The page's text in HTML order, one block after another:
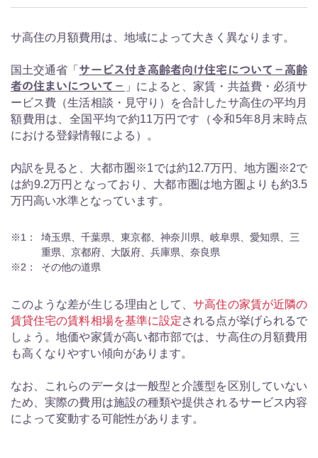
サ高住の月額費用は、地域によって大きく異なります。
国土交通省「 サービス付き高齢者向け住宅について－高齢
者の住まいについて－ 」によると、家賃・共益費・必須サ
ービス費（生活相談・見守り）を合計したサ高住の平均月
額費用は、全国平均で約11万円です（令和5年8月末時点
における登録情報による）。
内訳を見ると、大都市圏※1では約12.7万円、地方圏※2で
は約9.2万円となっており、大都市圏は地方圏よりも約3.5
万円高い水準となっています。
※1： 埼玉県、千葉県、東京都、神奈川県、岐阜県、愛知県、三
重県、京都府、大阪府、兵庫県、奈良県
※2： その他の道県
このような差が生じる理由として、サ高住の家賃が近隣の
賃貸住宅の賃料相場を基準に設定される点が挙げられるで
しょう。地価や家賃が高い都市部では、サ高住の月額費用
も高くなりやすい傾向があります。
なお、これらのデータは一般型と介護型を区別していない
ため、実際の費用は施設の種類や提供されるサービス内容
によって変動する可能性があります。